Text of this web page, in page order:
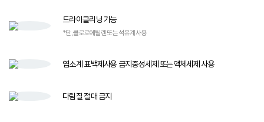
드라이클리닝 가능
*단, 클로로에틸렌 또는 석유계 사용
염소계 표백제사용 금지중성세제 또는액체세제 사용​
다림질 절대 금지